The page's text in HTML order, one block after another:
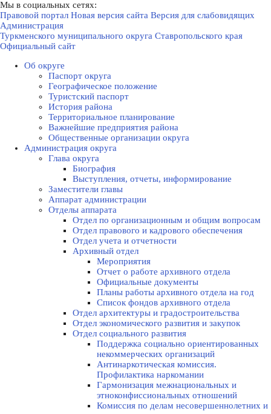
Мы в социальных сетях:
Правовой портал Новая версия сайта Версия для слабовидящих
Администрация
Туркменского муниципального округа Ставропольского края
Официальный сайт
Об округе
Паспорт округа
Географическое положение
Туристский паспорт
История района
Территориальное планирование
Важнейшие предприятия района
Общественные организации округа
Администрация округа
Глава округа
Биография
Выступления, отчеты, информирование
Заместители главы
Аппарат администрации
Отделы аппарата
Отдел по организационным и общим вопросам
Отдел правового и кадрового обеспечения
Отдел учета и отчетности
Архивный отдел
Мероприятия
Отчет о работе архивного отдела
Официальные документы
Планы работы архивного отдела на год
Список фондов архивного отдела
Отдел архитектуры и градостроительства
Отдел экономического развития и закупок
Отдел социального развития
Поддержка социально ориентированных
некоммерческих организаций
Антинаркотическая комиссия.
Профилактика наркомании
Гармонизация межнациональных и
этноконфиссиональных отношений
Комиссия по делам несовершеннолетних и